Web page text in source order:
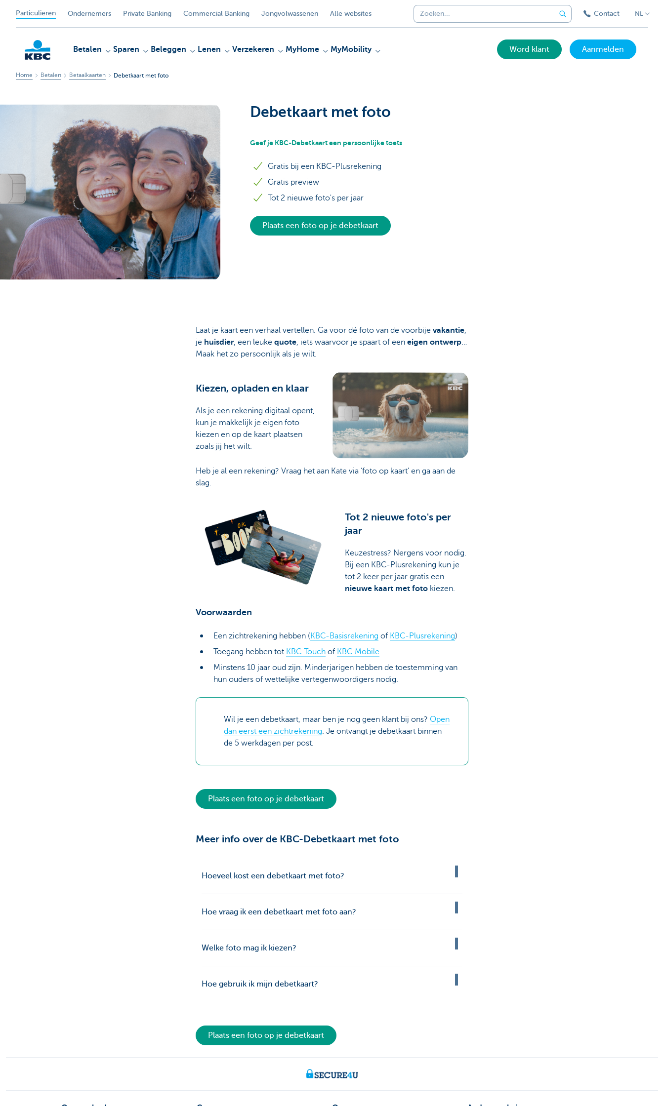
Particulieren Ondernemers Private Banking Commercial Banking Jongvolwassenen Alle websites Contact NL
KBC
Particulieren
Betalen Sparen Beleggen Lenen Verzekeren MyHome MyMobility Word klant Aanmelden
Home Betalen Betaalkaarten Debetkaart met foto
Debetkaart met foto
Geef je KBC-Debetkaart een persoonlijke toets
Gratis bij een KBC-Plusrekening
Gratis preview
Tot 2 nieuwe foto's per jaar
Plaats een foto op je debetkaart
Laat je kaart een verhaal vertellen. Ga voor dé foto van de voorbije vakantie,
je huisdier, een leuke quote, iets waarvoor je spaart of een eigen ontwerp…
Maak het zo persoonlijk als je wilt.
Kiezen, opladen en klaar
Als je een rekening digitaal opent,
kun je makkelijk je eigen foto
kiezen en op de kaart plaatsen
zoals jij het wilt.
Heb je al een rekening? Vraag het aan Kate via ‘foto op kaart’ en ga aan de
slag.
Tot 2 nieuwe foto's per
jaar
Keuzestress? Nergens voor nodig.
Bij een KBC-Plusrekening kun je
tot 2 keer per jaar gratis een
nieuwe kaart met foto kiezen.
Voorwaarden
Een zichtrekening hebben (KBC-Basisrekening of KBC-Plusrekening)
Toegang hebben tot KBC Touchof KBC Mobile
Minstens 10 jaar oud zijn. Minderjarigen hebben de toestemming van
hun ouders of wettelijke vertegenwoordigers nodig.
Wil je een debetkaart, maar ben je nog geen klant bij ons? Open
dan eerst een zichtrekening . Je ontvangt je debetkaart binnen
de 5 werkdagen per post.
Plaats een foto op je debetkaart
Meer info over de KBC-Debetkaart met foto
Hoeveel kost een debetkaart met foto?
Hoe vraag ik een debetkaart met foto aan?
Welke foto mag ik kiezen?
Hoe gebruik ik mijn debetkaart?
Plaats een foto op je debetkaart